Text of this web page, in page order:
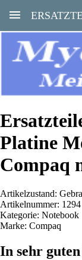
Platine
Compaq
Artikelzustand:
Artikelnummer: 1294
Kategorie: Notebook
Marke: Compaq
In sehr